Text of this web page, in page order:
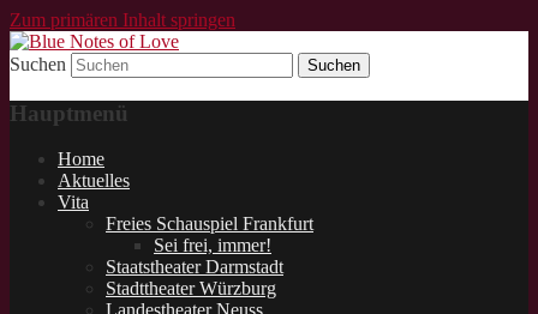
Zum primären Inhalt springen
Profi-Sprecher buchen.
Sprecher-Profi.
Schauspieler und Sprecher für Lesungen.
Suchen
Hauptmenü
Home
Aktuelles
Vita
Freies Schauspiel Frankfurt
Sei frei, immer!
Staatstheater Darmstadt
Stadttheater Würzburg